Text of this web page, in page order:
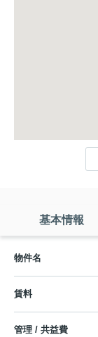
基本情報
物件名
賃料
管理 / 共益費